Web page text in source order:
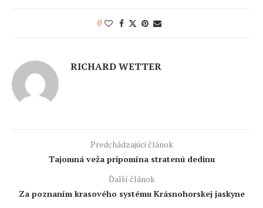
0
RICHARD WETTER
Predchádzajúci článok
Tajomná veža pripomína stratenú dedinu
Ďalší článok
Za poznaním krasového systému Krásnohorskej jaskyne